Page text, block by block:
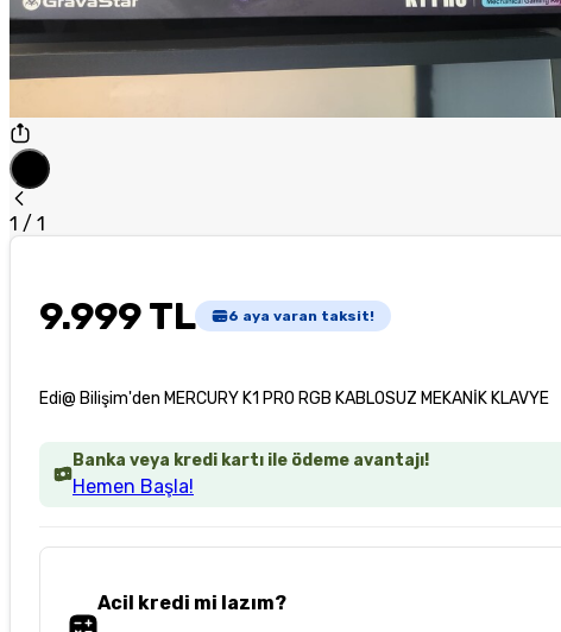
1 / 1
9.999 TL 6 aya varan taksit!
Edi@ Bilişim'den MERCURY K1 PRO RGB KABLOSUZ MEKANİK KLAVYE
Banka veya kredi kartı ile ödeme avantajı!
Hemen Başla!
Acil kredi mi lazım?